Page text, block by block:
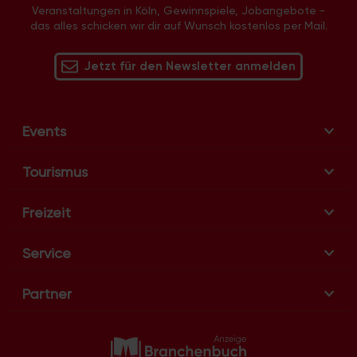
o
Veranstaltungen in Köln, Gewinnspiele, Jobangebote -
das alles schicken wir dir auf Wunsch kostenlos per Mail.
Jetzt für den Newsletter anmelden
Events
Tourismus
Freizeit
Service
Partner